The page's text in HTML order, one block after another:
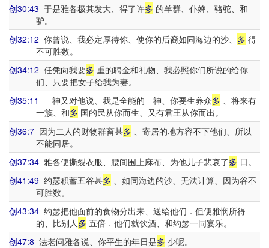
创30:43 于是雅各极其发大、得了许多 的羊群、仆婢、骆驼、和
驴。
创32:12 你曾说、我必定厚待你、使你的后裔如同海边的沙、 多 得
不可胜数。
创34:12 任凭向我要多 重的聘金和礼物、我必照你们所说的给你
们、只要把女子给我为妻。
创35:11
神又对他说、我是全能的 神、你要生养众多 、将来有
一族、和多 国的民从你而生、又有君王从你而出。
创36:7 因为二人的财物群畜甚多 、寄居的地方容不下他们、所以
不能同居。
创37:34 雅各便撕裂衣服、腰间围上麻布、为他儿子悲哀了多 日。
创41:49 约瑟积蓄五谷甚多 、如同海边的沙、无法计算、因为谷不
可胜数。
创43:34 约瑟把他面前的食物分出来、送给他们．但便雅悯所得
的、比别人多 五倍．他们就饮酒、和约瑟一同宴乐。
创47:8 法老问雅各说、你平生的年日是多 少呢。